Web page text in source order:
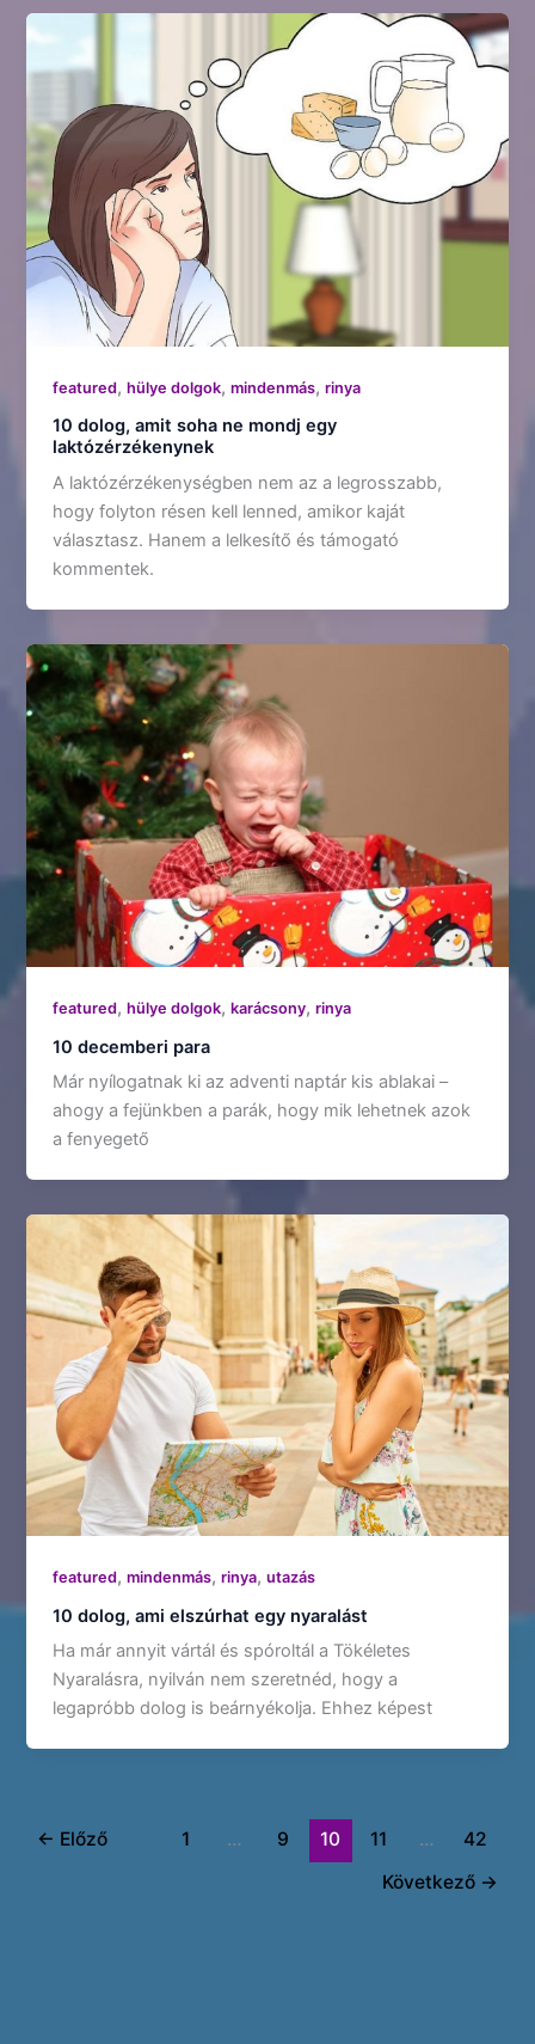
featured,hülye dolgok,mindenmás,rinya
10 dolog, amit soha ne mondj egy
laktózérzékenynek
A laktózérzékenységben nem az a legrosszabb,
hogy folyton résen kell lenned, amikor kaját
választasz. Hanem a lelkesítő és támogató
kommentek.
featured,hülye dolgok,karácsony,rinya
10 decemberi para
Már nyílogatnak ki az adventi naptár kis ablakai –
ahogy a fejünkben a parák, hogy mik lehetnek azok
a fenyegető
featured,mindenmás,rinya,utazás
10 dolog, ami elszúrhat egy nyaralást
Ha már annyit vártál és spóroltál a Tökéletes
Nyaralásra, nyilván nem szeretnéd, hogy a
legapróbb dolog is beárnyékolja. Ehhez képest
← Előző 1 … 9 10 11 …
42
Következő →